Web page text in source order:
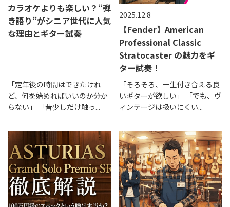
カラオケよりも楽しい？“弾
き語り”がシニア世代に人気
な理由とギター試奏
「定年後の時間はできたけれ
ど、何を始めればいいのか分か
らない」 「昔少しだけ触っ...
2025.12.8
【Fender】American
Professional Classic
Stratocaster の魅力をギ
ター試奏！
「そろそろ、一生付き合える良
いギターが欲しい」 「でも、ヴ
ィンテージは扱いにくい...